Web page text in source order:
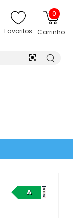
Favoritos
0
Carrinho
A